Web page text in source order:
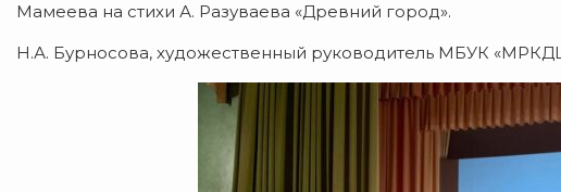
Мамеева на стихи А. Разуваева «Древний город».
Н.А. Бурносова, художественный руководитель МБУК